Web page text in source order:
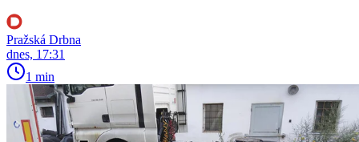
Pražská Drbna
dnes, 17:31
1 min